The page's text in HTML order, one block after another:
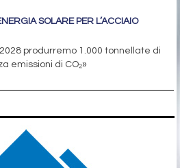
SOLARE PER L’ACCIAIO
produrremo 1.000 tonnellate di
emissioni di CO₂»